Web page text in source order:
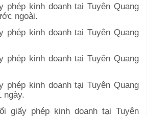
phép kinh doanh tại Tuyên Quang
ngoài.
phép kinh doanh tại Tuyên Quang
phép kinh doanh tại Tuyên Quang
phép kinh doanh tại Tuyên Quang
ngày.
giấy phép kinh doanh tại Tuyên